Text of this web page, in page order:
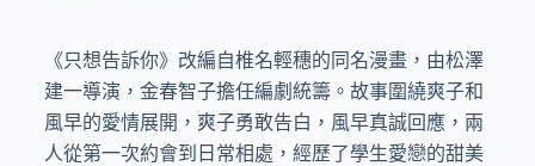
《只想告訴你》改編自椎名輕穗的同名漫畫，由松澤
建一導演，金春智子擔任編劇統籌。故事圍繞爽子和
風早的愛情展開，爽子勇敢告白，風早真誠回應，兩
人從第一次約會到日常相處，經歷了學生愛戀的甜美